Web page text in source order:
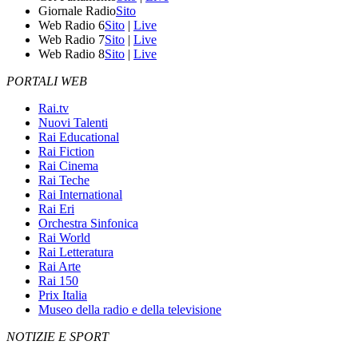
Giornale RadioSito
Web Radio 6Sito | Live
Web Radio 7Sito | Live
Web Radio 8Sito | Live
PORTALI WEB
Rai.tv
Nuovi Talenti
Rai Educational
Rai Fiction
Rai Cinema
Rai Teche
Rai International
Rai Eri
Orchestra Sinfonica
Rai World
Rai Letteratura
Rai Arte
Rai 150
Prix Italia
Museo della radio e della televisione
NOTIZIE E SPORT